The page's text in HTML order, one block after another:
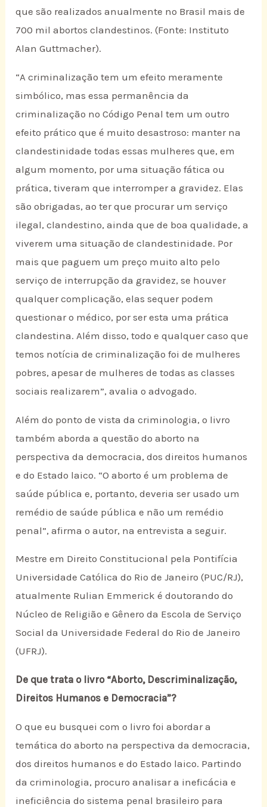
que são realizados anualmente no Brasil mais de
700 mil abortos clandestinos. (Fonte: Instituto
Alan Guttmacher).
“A criminalização tem um efeito meramente
simbólico, mas essa permanência da
criminalização no Código Penal tem um outro
efeito prático que é muito desastroso: manter na
clandestinidade todas essas mulheres que, em
algum momento, por uma situação fática ou
prática, tiveram que interromper a gravidez. Elas
são obrigadas, ao ter que procurar um serviço
ilegal, clandestino, ainda que de boa qualidade, a
viverem uma situação de clandestinidade. Por
mais que paguem um preço muito alto pelo
serviço de interrupção da gravidez, se houver
qualquer complicação, elas sequer podem
questionar o médico, por ser esta uma prática
clandestina. Além disso, todo e qualquer caso que
temos notícia de criminalização foi de mulheres
pobres, apesar de mulheres de todas as classes
sociais realizarem”, avalia o advogado.
Além do ponto de vista da criminologia, o livro
também aborda a questão do aborto na
perspectiva da democracia, dos direitos humanos
e do Estado laico. “O aborto é um problema de
saúde pública e, portanto, deveria ser usado um
remédio de saúde pública e não um remédio
penal”, afirma o autor, na entrevista a seguir.
Mestre em Direito Constitucional pela Pontifícia
Universidade Católica do Rio de Janeiro (PUC/RJ),
atualmente Rulian Emmerick é doutorando do
Núcleo de Religião e Gênero da Escola de Serviço
Social da Universidade Federal do Rio de Janeiro
(UFRJ).
De que trata o livro “Aborto, Descriminalização,
Direitos Humanos e Democracia”?
O que eu busquei com o livro foi abordar a
temática do aborto na perspectiva da democracia,
dos direitos humanos e do Estado laico. Partindo
da criminologia, procuro analisar a ineficácia e
ineficiência do sistema penal brasileiro para